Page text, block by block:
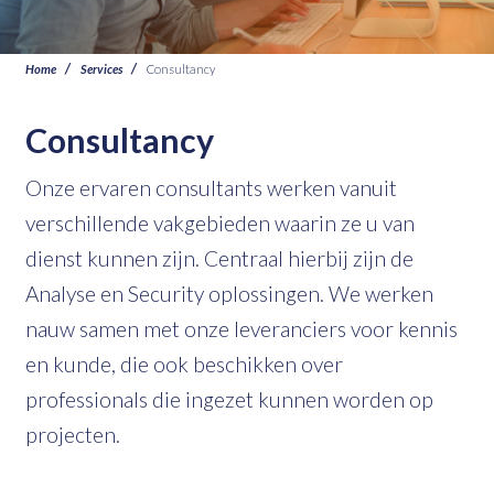
Home Services Consultancy
Consultancy
Onze ervaren consultants werken vanuit
verschillende vakgebieden waarin ze u van
dienst kunnen zijn. Centraal hierbij zijn de
Analyse en Security oplossingen. We werken
nauw samen met onze leveranciers voor kennis
en kunde, die ook beschikken over
professionals die ingezet kunnen worden op
projecten.